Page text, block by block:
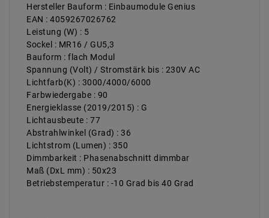
Hersteller Bauform : Einbaumodule Genius
EAN : 4059267026762
Leistung (W) : 5
Sockel : MR16 / GU5,3
Bauform : flach Modul
Spannung (Volt) / Stromstärk bis : 230V AC
Lichtfarb(K) : 3000/4000/6000
Farbwiedergabe : 90
Energieklasse (2019/2015) : G
Lichtausbeute : 77
Abstrahlwinkel (Grad) : 36
Lichtstrom (Lumen) : 350
Dimmbarkeit : Phasenabschnitt dimmbar
Maß (DxL mm) : 50x23
Betriebstemperatur : -10 Grad bis 40 Grad